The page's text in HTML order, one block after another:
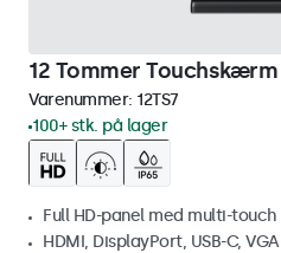
12 Tommer Touchskærm
Varenummer: 12TS7
100+ stk. på lager
Full HD-panel med multi-touch
HDMI, DisplayPort, USB-C, VGA